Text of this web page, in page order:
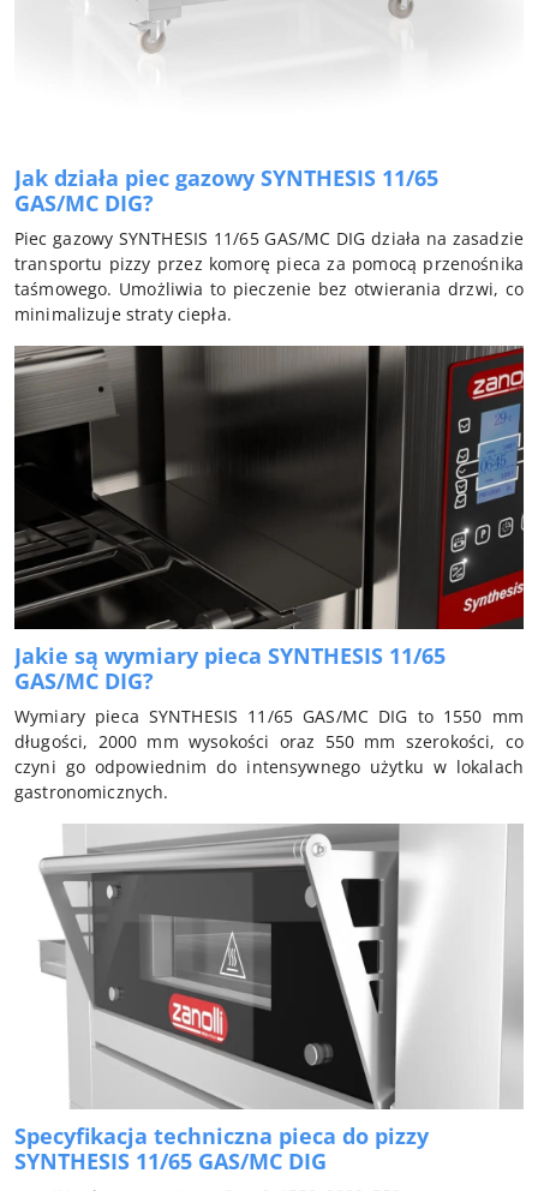
Jak działa piec gazowy SYNTHESIS 11/65
GAS/MC DIG?
Piec gazowy SYNTHESIS 11/65 GAS/MC DIG działa na zasadzie
transportu pizzy przez komorę pieca za pomocą przenośnika
taśmowego. Umożliwia to pieczenie bez otwierania drzwi, co
minimalizuje straty ciepła.
Jakie są wymiary pieca SYNTHESIS 11/65
GAS/MC DIG?
Wymiary pieca SYNTHESIS 11/65 GAS/MC DIG to 1550 mm
długości, 2000 mm wysokości oraz 550 mm szerokości, co
czyni go odpowiednim do intensywnego użytku w lokalach
gastronomicznych.
Specyfikacja techniczna pieca do pizzy
SYNTHESIS 11/65 GAS/MC DIG